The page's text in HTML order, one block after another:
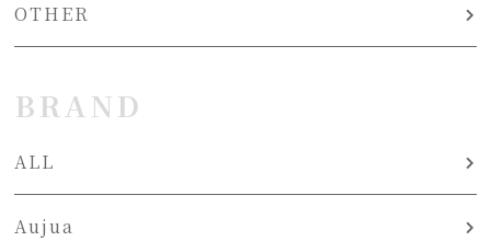
OTHER
BRAND
ALL
Aujua